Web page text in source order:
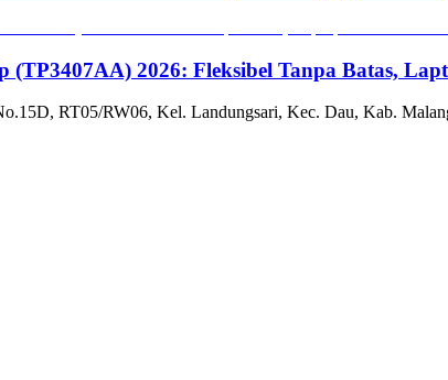
(TP3407AA) 2026: Fleksibel Tanpa Batas,
RT05/RW06, Kel. Landungsari, Kec. Dau, Kab.